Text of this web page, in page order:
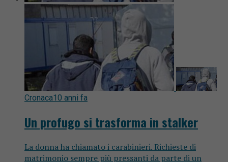
Cronaca10 anni fa
Un profugo si trasforma in stalker
La donna ha chiamato i carabinieri. Richieste di
matrimonio sempre più pressanti da parte di un